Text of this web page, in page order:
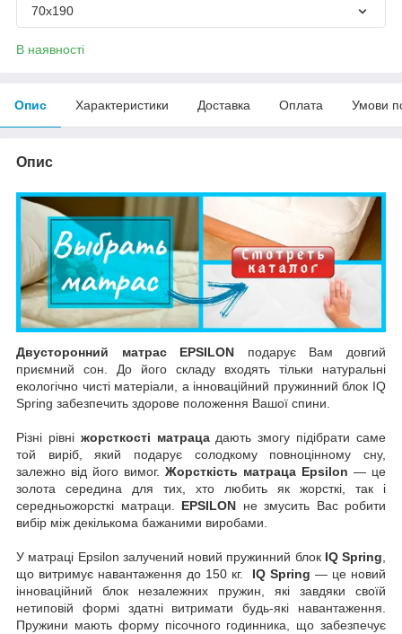
70х190
В наявності
Опис Характеристики Доставка Оплата Умови
Опис
Двусторонний матрас EPSILON подарує Вам довгий
приємний сон. До його складу входять тільки натуральні
екологічно чисті матеріали, а інноваційний пружинний блок IQ
Spring забезпечить здорове положення Вашої спини.
Різні рівні жорсткості матрацадають змогу підібрати саме
той виріб, який подарує солодкому повноцінному сну,
залежно від його вимог. Жорсткість матраца Epsilon — це
золота середина для тих, хто любить як жорсткі, так і
середньожорсткі матраци. EPSILON не змусить Вас робити
вибір між декількома бажаними виробами.
У матраці Epsilon залучений новий пружинний блок IQ Spring,
що витримує навантаження до 150 кг.
IQ Spring — це новий
інноваційний блок незалежних пружин, які завдяки своїй
нетиповій формі здатні витримати будь-які навантаження.
Пружини мають форму пісочного годинника, що забезпечує